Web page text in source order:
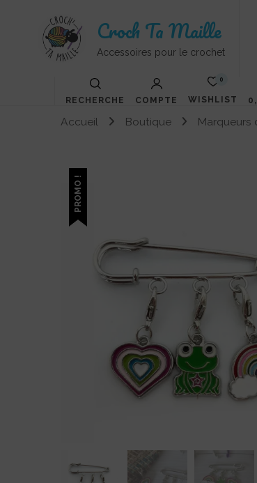
Croch Ta Maille
Accessoires pour le crochet
RECHERCHE COMPTE
0
WISHLIST
Accueil Boutique Marqueurs
PROMO !